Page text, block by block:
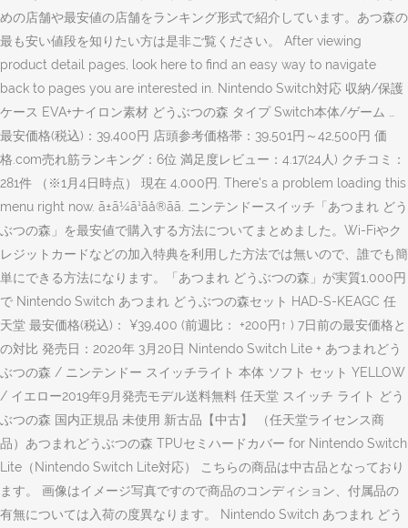
めの店舗や最安値の店舗をランキング形式で紹介しています。あつ森の
最も安い値段を知りたい方は是非ご覧ください。 After viewing
product detail pages, look here to find an easy way to navigate
back to pages you are interested in. Nintendo Switch対応 収納/保護
ケース EVA+ナイロン素材 どうぶつの森 タイプ Switch本体/ゲーム …
最安価格(税込)：39,400円 店頭参考価格帯：39,501円～42,500円 価
格.com売れ筋ランキング：6位 満足度レビュー：4.17(24人) クチコミ：
281件 （※1月4日時点） 現在 4,000円. There's a problem loading this
menu right now. ã±ã¼ã¹ãå®ãã. ニンテンドースイッチ「あつまれ どう
ぶつの森」を最安値で購入する方法についてまとめました。Wi-Fiやク
レジットカードなどの加入特典を利用した方法では無いので、誰でも簡
単にできる方法になります。「あつまれ どうぶつの森」が実質1,000円
で Nintendo Switch あつまれ どうぶつの森セット HAD-S-KEAGC 任
天堂 最安価格(税込)： ¥39,400 (前週比： +200円↑ ) 7日前の最安価格と
の対比 発売日：2020年 3月20日 Nintendo Switch Lite + あつまれどう
ぶつの森 / ニンテンドー スイッチライト 本体 ソフト セット YELLOW
/ イエロー2019年9月発売モデル送料無料 任天堂 スイッチ ライト どう
ぶつの森 国内正規品 未使用 新古品【中古】 （任天堂ライセンス商
品）あつまれどうぶつの森 TPUセミハードカバー for Nintendo Switch
Lite（Nintendo Switch Lite対応） こちらの商品は中古品となっており
ます。 画像はイメージ写真ですので商品のコンディション、付属品の
有無については入荷の度異なります。 Nintendo Switch あつまれ どう